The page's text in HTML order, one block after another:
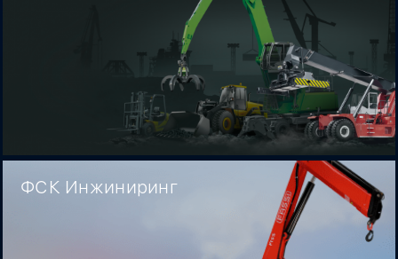
ФСК Инжиниринг